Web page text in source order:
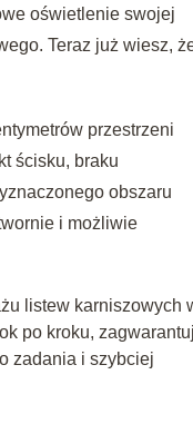
oświetlenie swojej
Teraz już wiesz,
przestrzeni
ścisku, braku
obszaru
i możliwie
listew karniszowych
po kroku,
zadania i szybciej